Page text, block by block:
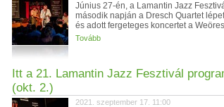
Június 27-én, a Lamantin Jazz
második napján a Dresch Quartet
és adott fergeteges koncertet a
Tovább
Itt a 21. Lamantin Jazz Fesztivál
(okt. 2.)
2021. szeptember 17. 11:00